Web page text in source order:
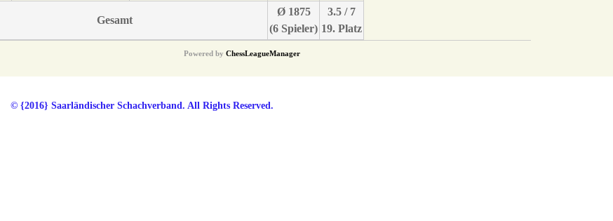
Gesamt
Ø 1875
(6 Spieler)
3.5 / 7
19. Platz
Powered by ChessLeagueManager
© {2016} Saarländischer Schachverband. All Rights Reserved.